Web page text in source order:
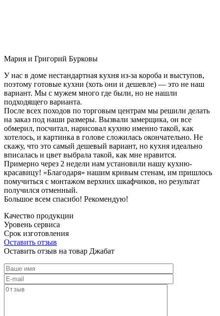
Мария и Григорий Бурковы
У нас в доме нестандартная кухня из-за короба и выступов,
поэтому готовые кухни (хоть они и дешевле) — это не наш
вариант. Мы с мужем много где были, но не нашли
подходящего варианта.
После всех походов по торговым центрам мы решили делать
на заказ под наши размеры. Вызвали замерщика, он все
обмерил, посчитал, нарисовал кухню именно такой, как
хотелось, и картинка в голове сложилась окончательно. Не
скажу, что это самый дешевый вариант, но кухня идеально
вписалась и цвет выбрала такой, как мне нравится.
Примерно через 2 недели нам установили нашу кухню-
красавицу! «Благодаря» нашим кривым стенам, им пришлось
помучиться с монтажом верхних шкафчиков, но результат
получился отменный.
Большое всем спасибо! Рекомендую!
Качество продукции
Уровень сервиса
Срок изготовления
Оставить отзыв
Оставить отзыв на товар Джабат